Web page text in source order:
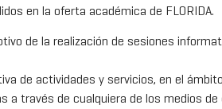
en la oferta académica de FLORIDA.
de la realización de sesiones
de actividades y servicios, en el
a través de cualquiera de los medios